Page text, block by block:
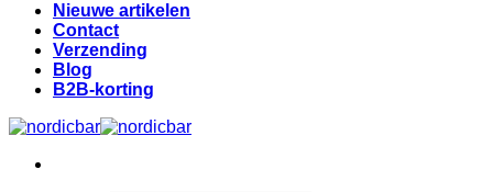
Nieuwe artikelen
Contact
Verzending
Blog
B2B-korting